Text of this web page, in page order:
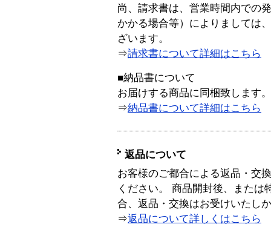
尚、請求書は、営業時間内での
かかる場合等）によりましては
ざいます。
⇒請求書について詳細はこちら
■納品書について
お届けする商品に同梱致します。
⇒納品書について詳細はこちら
返品について
お客様のご都合による返品・交
ください。 商品開封後、または
合、返品・交換はお受けいたし
⇒返品について詳しくはこちら